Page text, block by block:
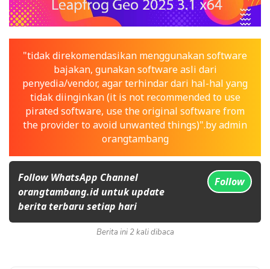
"tidak direkomendasikan menggunakan software
bajakan, gunakan software asli dari
penyedia/vendor, agar terhindar dari hal-hal yang
tidak diinginkan (it is not recommended to use
pirated software, use the original software from
the provider to avoid unwanted things)".by admin
orangtambang
Follow WhatsApp Channel
orangtambang.id untuk update
berita terbaru setiap hari
Follow
Berita ini 2 kali dibaca